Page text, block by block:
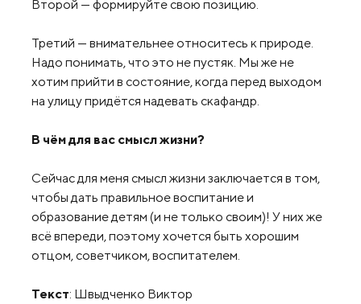
Второй — формируйте свою позицию.
Третий — внимательнее относитесь к природе.
Надо понимать, что это не пустяк. Мы же не
хотим прийти в состояние, когда перед выходом
на улицу придётся надевать скафандр.
В чём для вас смысл жизни?
Сейчас для меня смысл жизни заключается в том,
чтобы дать правильное воспитание и
образование детям (и не только своим)! У них же
всё впереди, поэтому хочется быть хорошим
отцом, советчиком, воспитателем.
Текст: Швыдченко Виктор